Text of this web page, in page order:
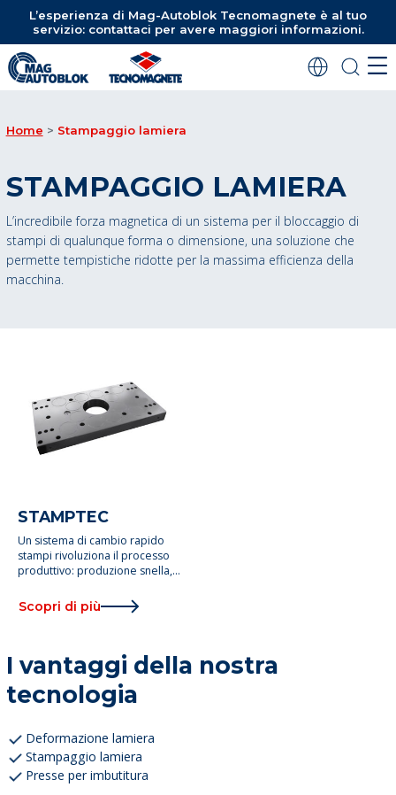
L’esperienza di Mag-Autoblok Tecnomagnete è al tuo
servizio: contattaci per avere maggiori informazioni.
Home Stampaggio lamiera
STAMPAGGIO LAMIERA
L’incredibile forza magnetica di un sistema per il bloccaggio di
stampi di qualunque forma o dimensione, una soluzione che
permette tempistiche ridotte per la massima efficienza della
macchina.
STAMPTEC
Un sistema di cambio rapido
stampi rivoluziona il processo
produttivo: produzione snella,
Scopri di più
I vantaggi della nostra
tecnologia
Deformazione lamiera
Stampaggio lamiera
Presse per imbutitura